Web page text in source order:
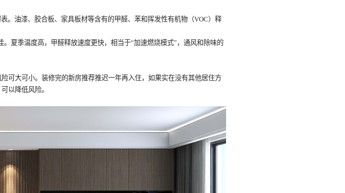
。油漆、胶合板、家具板材等含有的甲醛、苯和挥发性有机物（VOC）释
夏季温度高，甲醛释放速度更快，相当于“加速燃烧模式”，通风和除味的
可大可小。装修完的新房推荐推迟一年再入住，如果实在没有其他居住方
以降低风险。